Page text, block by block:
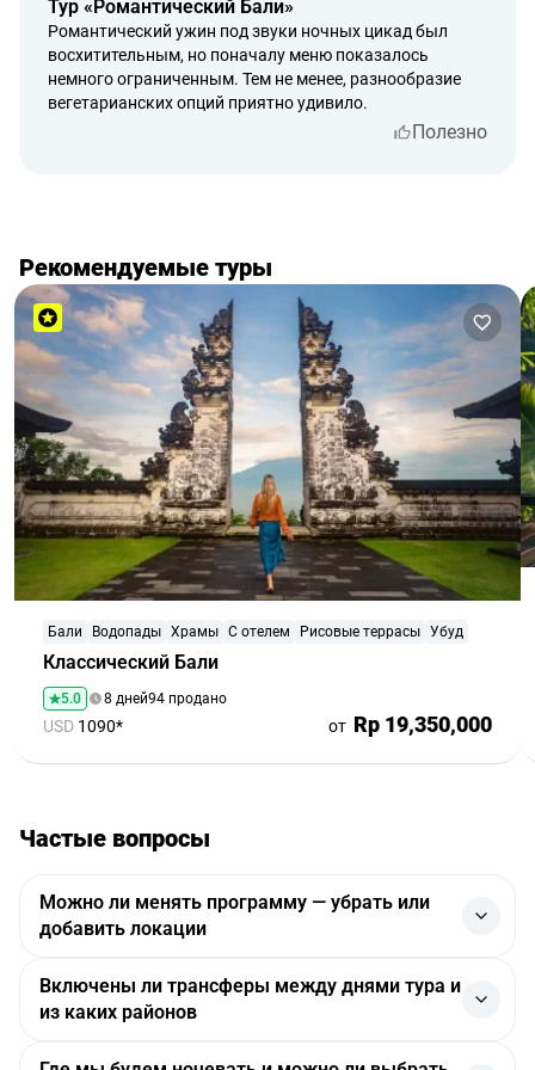
принятия решения.
Тур «Романтический Бали»
Романтический ужин под звуки ночных цикад был
восхитительным, но поначалу меню показалось
немного ограниченным. Тем не менее, разнообразие
вегетарианских опций приятно удивило.
Полезно
Рекомендуемые туры
Классический Бали
Бали Водопады Храмы С отелем Рисовые террасы Убуд
5.0 8 дней94 продано
USD 1090* от Rp 19,350,000
Частые вопросы
Можно ли менять программу — убрать или
добавить локации
Да, программу можно корректировать. Если нужно
добавить или убрать локации, об этом сообщают
заранее — компания-поставщик услуг согласует
Включены ли трансферы между днями тура и
из каких районов
Да, трансферы обычно включены. Компания-